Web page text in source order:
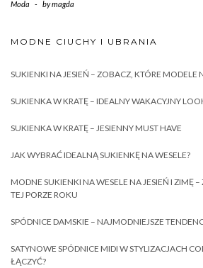
Moda - bymagda
MODNE CIUCHY I UBRANIA
SUKIENKI NA JESIEŃ – ZOBACZ, KTÓRE MODELE
SUKIENKA W KRATĘ – IDEALNY WAKACYJNY
SUKIENKA W KRATĘ – JESIENNY MUST HAVE
JAK WYBRAĆ IDEALNĄ SUKIENKĘ NA WESELE?
MODNE SUKIENKI NA WESELE NA JESIEŃ I ZIMĘ
TEJ PORZE ROKU
SPÓDNICE DAMSKIE – NAJMODNIEJSZE
SATYNOWE SPÓDNICE MIDI W STYLIZACJACH
ŁĄCZYĆ?